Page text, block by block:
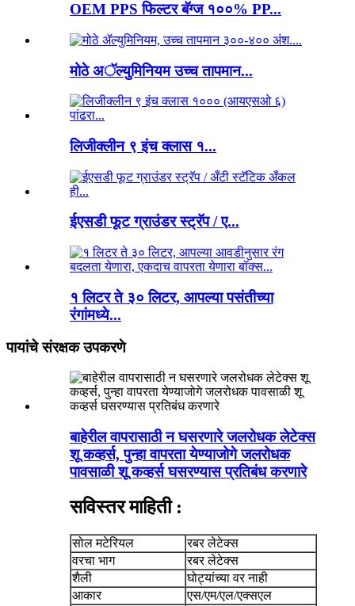
OEM PPS फिल्टर बॅग्ज १००% PP...
मोठे अॅल्युमिनियम उच्च तापमान...
लिजीक्लीन ९ इंच क्लास १...
ईएसडी फूट ग्राउंडर स्ट्रॅप / ए...
१ लिटर ते ३० लिटर, आपल्या पसंतीच्या
रंगांमध्ये...
पायांचे संरक्षक उपकरणे
बाहेरील वापरासाठी न घसरणारे जलरोधक लेटेक्स
शू कव्हर्स, पुन्हा वापरता येण्याजोगे जलरोधक
पावसाळी शू कव्हर्स घसरण्यास प्रतिबंध करणारे
सविस्तर माहिती :
सोल मटेरियल
रबर लेटेक्स
वरचा भाग
रबर लेटेक्स
शैली
घोट्यांच्या वर नाही
आकार
एस/एम/एल/एक्सएल